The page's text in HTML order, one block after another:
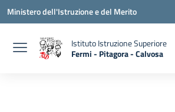
Vai ai contenuti
Vai al menu di navigazione
Vai al footer
Ministero dell'Istruzione e del Merito
Istituto Istruzione Superiore
Fermi - Pitagora - Calvosa
— Visita la pagina iniziale della